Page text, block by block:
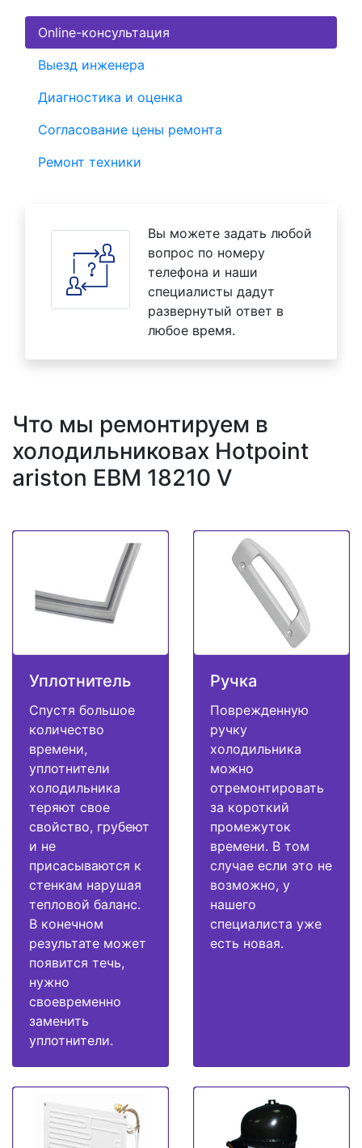
Online-консультация
Выезд инженера
Диагностика и оценка
Согласование цены ремонта
Ремонт техники
Вы можете задать любой
вопрос по номеру
телефона и наши
специалисты дадут
развернутый ответ в
любое время.
Что мы ремонтируем в
холодильниковах Hotpoint
ariston EBM 18210 V
Уплотнитель
Спустя большое
количество
времени,
уплотнители
холодильника
теряют свое
свойство, грубеют
и не
присасываются к
стенкам нарушая
тепловой баланс.
В конечном
результате может
появится течь,
нужно
своевременно
заменить
уплотнители.
Ручка
Поврежденную
ручку
холодильника
можно
отремонтировать
за короткий
промежуток
времени. В том
случае если это не
возможно, у
нашего
специалиста уже
есть новая.